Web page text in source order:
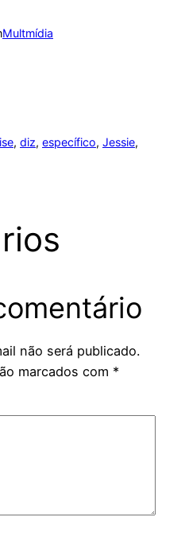
Multmídia
, diz, específico, Jessie
não será publicado.
marcados com *